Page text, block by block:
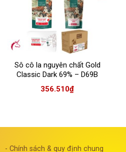
Sô cô la nguyên chất Gold
Classic Dark 69% – D69B
1kg
356.510₫
- Chính sách & quy định chung